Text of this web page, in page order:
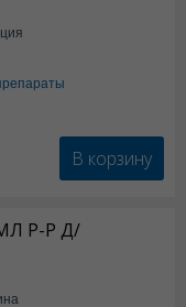
В корзину
Р-Р Д/